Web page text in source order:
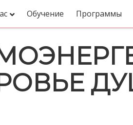
Обучение Программы